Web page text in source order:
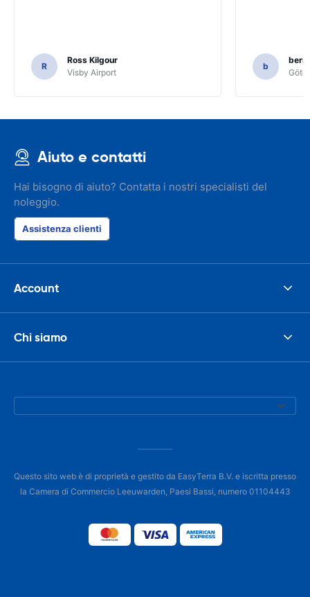
R
Ross Kilgour
Visby Airport
b
Aiuto e contatti
Hai bisogno di aiuto? Contatta i nostri specialisti del
noleggio.
Assistenza clienti
Account
Chi siamo
Questo sito web è di proprietà e gestito da EasyTerra B.V. e iscritta presso
la Camera di Commercio Leeuwarden, Paesi Bassi, numero 01104443